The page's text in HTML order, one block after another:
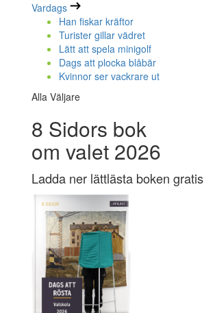
Vardags
Han fiskar kräftor
Turister gillar vädret
Lätt att spela minigolf
Dags att plocka blåbär
Kvinnor ser vackrare ut
Alla Väljare
8 Sidors bok
om valet 2026
Ladda ner lättlästa boken gratis